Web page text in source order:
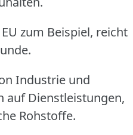
zum Beispiel, reicht
Industrie und
auf Dienstleistungen,
Rohstoffe.